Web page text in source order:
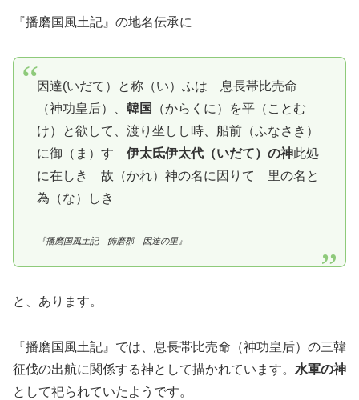
『播磨国風土記』の地名伝承に
因達(いだて）と称（い）ふは 息長帯比売命
（神功皇后）、 韓国
（からくに）を平（ことむ
け）と欲して、渡り坐しし時、船前（ふなさき）
に御（ま）す 伊太氐伊太代（いだて）の神此処
に在しき 故（かれ）神の名に因りて 里の名と
為（な）しき
『播磨国風土記 飾磨郡 因達の里』
と、あります。
『播磨国風土記』では、息長帯比売命（神功皇后）の三韓
征伐の出航に関係する神として描かれています。 水軍の神
として祀られていたようです。